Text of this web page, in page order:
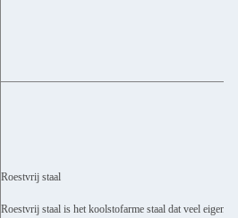
Roestvrij staal
Roestvrij staal is het koolstofarme staal dat veel